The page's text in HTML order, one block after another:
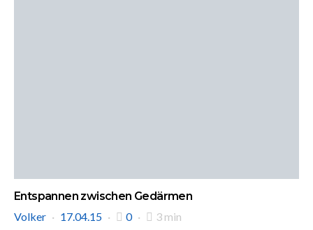
Entspannen zwischen Gedärmen
Volker
17.04.15 0 3 min